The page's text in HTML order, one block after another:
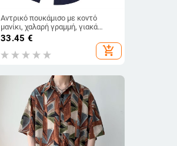
Αντρικό πουκάμισο με κοντό
μανίκι, χαλαρή γραμμή, γιακά
τύπου λαπέλ, λεπτό πολυεστερικό
ύφασμα 96%+, στερεό σχέδιο
33.45 €
add_shopping_cart